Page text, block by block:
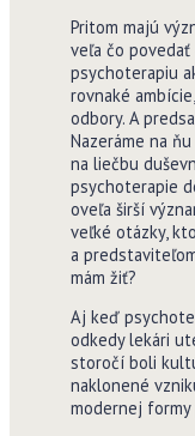
Pritom majú
veľa čo
psychoterapiu
rovnaké
odbory. A
Nazeráme na
na liečbu
psychoterapie
oveľa širší
veľké otázky,
a
mám žiť?
Aj keď
odkedy lekári
storočí boli
naklonené
modernej